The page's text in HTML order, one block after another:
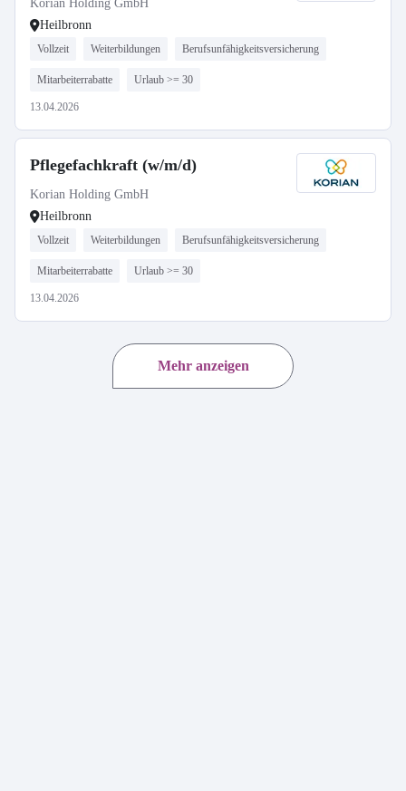
Korian Holding GmbH
Heilbronn
Vollzeit Weiterbildungen Berufsunfähigkeitsversicherung
Mitarbeiterrabatte Urlaub >= 30
13.04.2026
Pflegefachkraft (w/m/d)
Korian Holding GmbH
Heilbronn
Vollzeit Weiterbildungen Berufsunfähigkeitsversicherung
Mitarbeiterrabatte Urlaub >= 30
13.04.2026
Mehr anzeigen